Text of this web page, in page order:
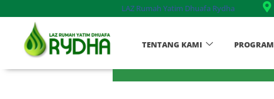
LAZ Rumah Yatim Dhuafa Rydha
TENTANG KAMI PROGRAM